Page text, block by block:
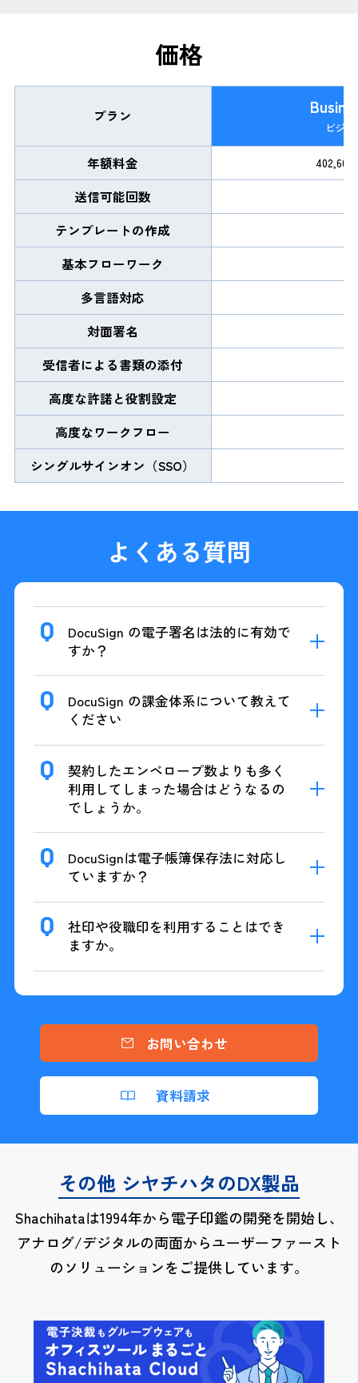
価格
プラン
ビジ
年額料金 402,600
送信可能回数
テンプレートの作成
基本フローワーク
多言語対応
対面署名
受信者による書類の添付
高度な許諾と役割設定
高度なワークフロー
シングルサインオン（SSO）
よくある質問
DocuSign の電子署名は法的に有効で
すか？
DocuSign の課金体系について教えて
ください
契約したエンベロープ数よりも多く
利用してしまった場合はどうなるの
でしょうか。
DocuSignは電子帳簿保存法に対応し
ていますか？
社印や役職印を利用することはでき
ますか。
お問い合わせ
資料請求
その他 シヤチハタのDX製品
Shachihataは1994年から電子印鑑の開発を開始し、
アナログ/デジタルの両面からユーザーファースト
のソリューションをご提供しています。